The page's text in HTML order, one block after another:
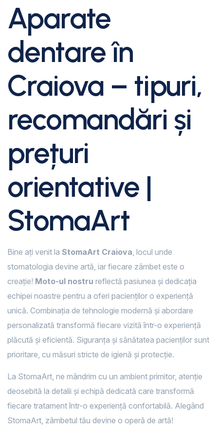
Aparate
dentare în
Craiova – tipuri,
recomandări și
prețuri
orientative |
StomaArt
Bine ați venit la StomaArt Craiova, locul unde
stomatologia devine artă, iar fiecare zâmbet este o
creație! Moto-ul nostru reflectă pasiunea și dedicația
echipei noastre pentru a oferi pacienților o experiență
unică. Combinația de tehnologie modernă și abordare
personalizată transformă fiecare vizită într-o experiență
plăcută și eficientă. Siguranța și sănătatea pacienților sunt
prioritare, cu măsuri stricte de igienă și protecție.
La StomaArt, ne mândrim cu un ambient primitor, atenție
deosebită la detalii și echipă dedicată care transformă
fiecare tratament într-o experiență confortabilă. Alegând
StomaArt, zâmbetul tău devine o operă de artă!